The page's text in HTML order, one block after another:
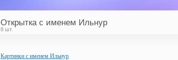
Открытка с именем Ильнур
8 шт.
Картинки с именем Ильнур